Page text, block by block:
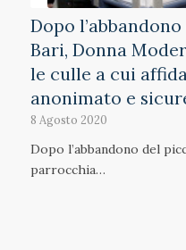
Dopo
Bari, Donna
le culle a cui
anonimato e
8 Agosto 2020
Dopo l’abbandono del
parrocchia…